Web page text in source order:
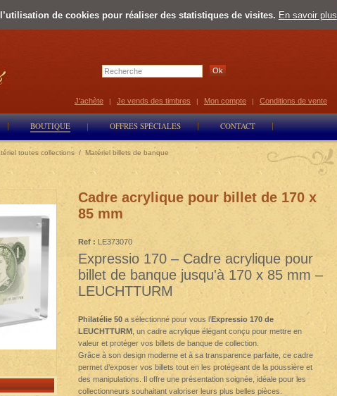
de cookies pour réaliser des statistiques de visites. En savoir plus
Select Language ▼
BOUTIQUE OFFRES SPÉCIALES CONTACT
J'achète | Je vends des timbres | Mon compte | Conditions de vente
toutes collections / Matériel billets de banque
Cadre acrylique pour billet de 170 x
85 mm
Ref : LE373070
Expressio 170 – Cadre acrylique pour
billet de banque jusqu'à 170 x 85 mm –
LEUCHTTURM
Philatélie 50 a sélectionné pour vous l’Expressio 170 de
LEUCHTTURM , un cadre acrylique élégant conçu pour mettre en
valeur et protéger vos billets de banque de collection.
Grâce à son design moderne et à sa transparence parfaite, ce cadre
permet d’exposer vos billets tout en les protégeant de la poussière et
des manipulations. Il offre une présentation soignée, idéale pour les
collectionneurs souhaitant valoriser leurs plus belles pièces.